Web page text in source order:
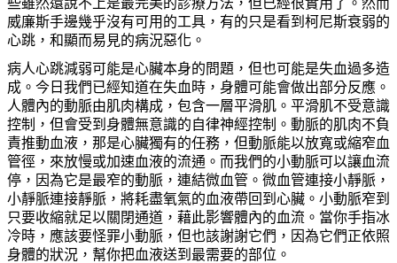
些雖然還說不上是最完美的診療方法，但已經很實用了。然而
威廉斯手邊幾乎沒有可用的工具，有的只是看到柯尼斯衰弱的
心跳，和顯而易見的病況惡化。
病人心跳減弱可能是心臟本身的問題，但也可能是失血過多造
成。今日我們已經知道在失血時，身體可能會做出部分反應。
人體內的動脈由肌肉構成，包含一層平滑肌。平滑肌不受意識
控制，但會受到身體無意識的自律神經控制。動脈的肌肉不負
責推動血液，那是心臟獨有的任務，但動脈能以放寬或縮窄血
管徑，來放慢或加速血液的流通。而我們的小動脈可以讓血流
停，因為它是最窄的動脈，連結微血管。微血管連接小靜脈，
小靜脈連接靜脈，將耗盡氧氣的血液帶回到心臟。小動脈窄到
只要收縮就足以關閉通道，藉此影響體內的血流。當你手指冰
冷時，應該要怪罪小動脈，但也該謝謝它們，因為它們正依照
身體的狀況，幫你把血液送到最需要的部位。